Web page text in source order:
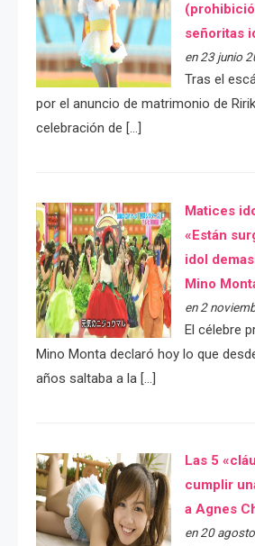
señoritas
en 23 junio
Tras el
por el anuncio de matrimonio de
celebración de […]
Matices
«Están
idol
Mino
en 2
El célebre
Mino Monta declaró hoy lo que
años saltaba a la […]
Las 5
cumplir
a Agnes
en 20